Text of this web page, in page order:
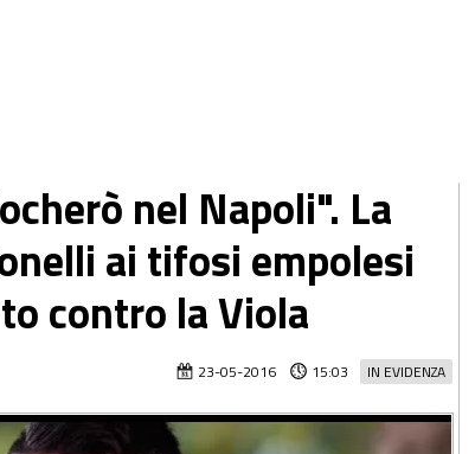
nel Napoli". La
ai tifosi empolesi
contro la Viola
IN EVIDENZA
23-05-2016 15:03